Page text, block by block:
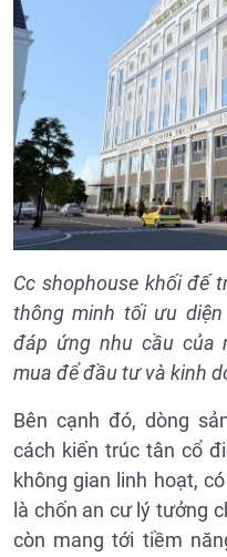
Cc shophouse khối đế
thông minh tối ưu
đáp ứng nhu cầu của
mua để đầu tư và kinh
Bên cạnh đó, dòng
cách kiến trúc tân cổ
không gian linh hoạt,
là chốn an cư lý tưởng
còn mang tới tiềm